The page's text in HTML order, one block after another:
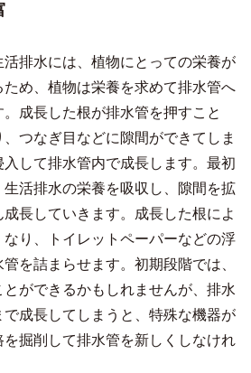
排水には、植物にとっての栄養が
め、植物は栄養を求めて排水管へ
成長した根が排水管を押すこと
つなぎ目などに隙間ができてしま
入して排水管内で成長します。最初
活排水の栄養を吸収し、隙間を拡
長していきます。成長した根によ
り、トイレットペーパーなどの浮
を詰まらせます。初期段階では、
ができるかもしれませんが、排水
成長してしまうと、特殊な機器が
掘削して排水管を新しくしなけれ